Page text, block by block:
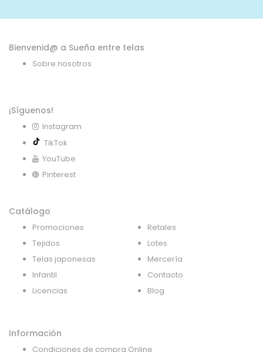
Bienvenid@ a Sueña entre telas
Sobre nosotros
¡Síguenos!
Instagram
TikTok
YouTube
Pinterest
Catálogo
Promociones
Tejidos
Telas japonesas
Infantil
Licencias
Retales
Lotes
Mercería
Contacto
Blog
Información
Condiciones de compra Online